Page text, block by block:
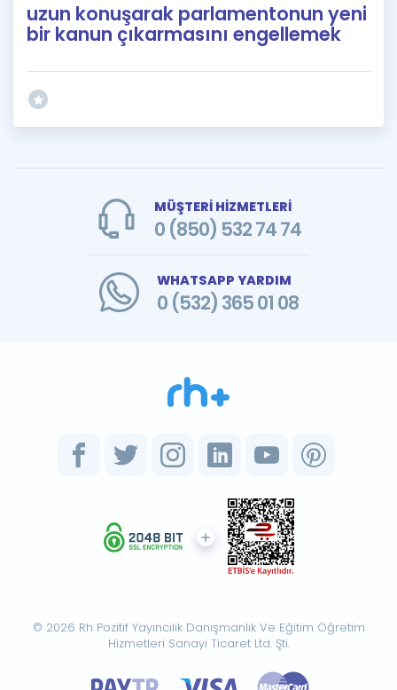
uzun konuşarak parlamentonun yeni
bir kanun çıkarmasını engellemek
MÜŞTERİ HİZMETLERİ
0 (850) 532 74 74
WHATSAPP YARDIM
0 (532) 365 01 08
© 2026 Rh Pozitif Yayıncılık Danışmanlık Ve Eğitim Öğretim
Hizmetleri Sanayi Ticaret Ltd. Şti.